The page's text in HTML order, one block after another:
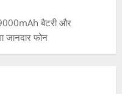
बैटरी और
फोन